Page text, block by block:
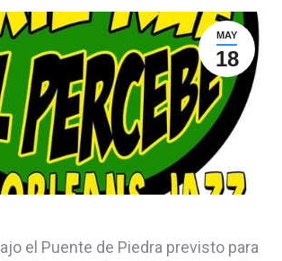
MAY
18
el Puente de Piedra previsto para